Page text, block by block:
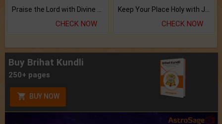
Praise the Lord with Divine Energies of Mala.
CHECK NOW
Keep Your Place Holy with Jadi.
CHECK NOW
Buy Brihat Kundli
250+ pages
BUY NOW